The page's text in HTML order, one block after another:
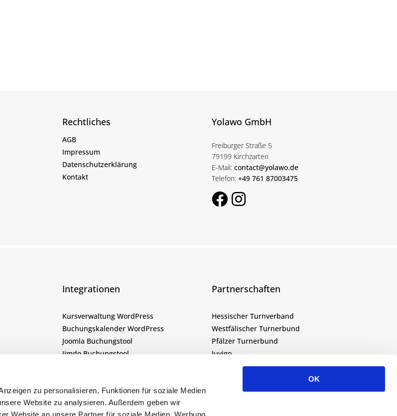
zu personalisieren, Funktionen für soziale Medien
Website zu analysieren. Außerdem geben wir
OK
Rechtliches
AGB
Impressum
Datenschutzerklärung
Kontakt
Yolawo GmbH
Freiburger Straße 5
79199 Kirchzarten
E-Mail: contact@yolawo.de
Telefon: +49 761 87003475
Integrationen
Kursverwaltung WordPress
Buchungskalender WordPress
Joomla Buchungstool
Jimdo Buchungstool
Online Anmeldeformular erstellen
Partnerschaften
Hessischer Turnverband
Westfälischer Turnerbund
Pfälzer Turnerbund
Juvigo
Landesruderverband Baden-Württemberg
Lotto Sport Stiftung